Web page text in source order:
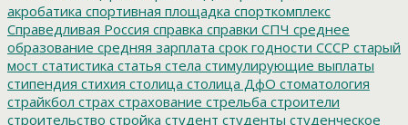
акробатика спортивная площадка спорткомплекс
Справедливая Россия справка справки СПЧ среднее
образование средняя зарплата срок годности СССР старый
мост статистика статья стела стимулирующие выплаты
стипендия стихия столица столица ДфО стоматология
страйкбол страх страхование стрельба строители
строительство стройка студент студенты студенческое